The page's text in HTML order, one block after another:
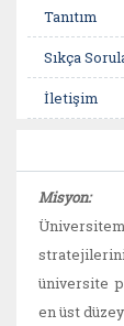
Tanıtım
Sıkça
İletişim
Misyon:
üniversite
en üst